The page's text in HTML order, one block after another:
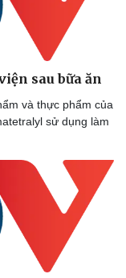
thời sự
yêu
cho bé
sau bữa ăn
và thực phẩm của
sử dụng làm